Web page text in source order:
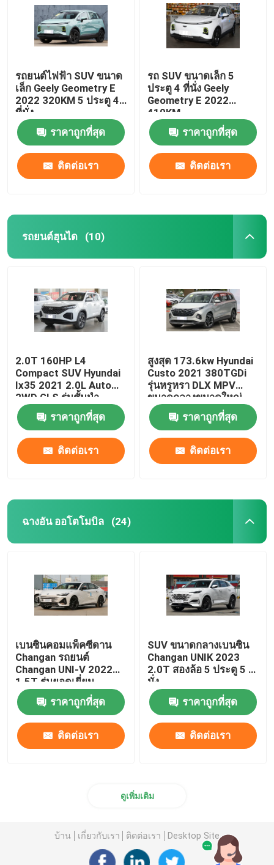
รถยนต์ไฟฟ้า SUV ขนาด
เล็ก Geely Geometry E
2022 320KM 5 ประตู 4
ที่นั่ง
ราคาถูกที่สุด
ติดต่อเรา
รถ SUV ขนาดเล็ก 5
ประตู 4 ที่นั่ง Geely
Geometry E 2022
410KM
ราคาถูกที่สุด
ติดต่อเรา
รถยนต์ฮุนได (10)
2.0T 160HP L4
Compact SUV Hyundai
Ix35 2021 2.0L Auto
2WD GLS รุ่นชั้นนำ
ราคาถูกที่สุด
ติดต่อเรา
สูงสุด 173.6kw Hyundai
Custo 2021 380TGDi
รุ่นหรูหรา DLX MPV
ขนาดกลางขนาดใหญ่
ราคาถูกที่สุด
ติดต่อเรา
ฉางอัน ออโตโมบิล (24)
เบนซินคอมแพ็คซีดาน
Changan รถยนต์
Changan UNI-V 2022
1.5T รุ่นยอดเยี่ยม
ราคาถูกที่สุด
ติดต่อเรา
SUV ขนาดกลางเบนซิน
Changan UNIK 2023
2.0T สองล้อ 5 ประตู 5 ที่
นั่ง
ราคาถูกที่สุด
ติดต่อเรา
ดูเพิ่มเติม
บ้าน เกี่ยวกับเรา ติดต่อเรา Desktop Site